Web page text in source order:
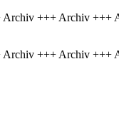
+++ Archiv
+++ Archiv